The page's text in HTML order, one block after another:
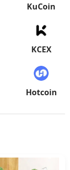
KuCoin
KCEX
Hotcoin